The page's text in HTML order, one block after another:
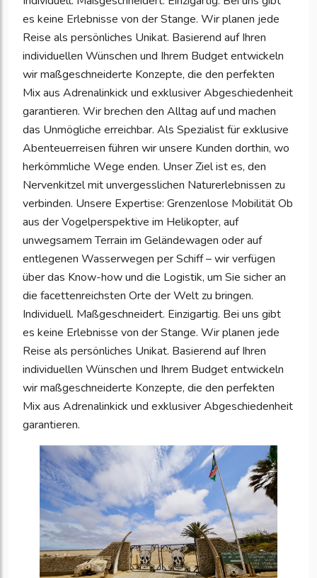
es keine Erlebnisse von der Stange. Wir planen jede
Reise als persönliches Unikat. Basierend auf Ihren
individuellen Wünschen und Ihrem Budget entwickeln
wir maßgeschneiderte Konzepte, die den perfekten
Mix aus Adrenalinkick und exklusiver Abgeschiedenheit
garantieren. Wir brechen den Alltag auf und machen
das Unmögliche erreichbar. Als Spezialist für exklusive
Abenteuerreisen führen wir unsere Kunden dorthin, wo
herkömmliche Wege enden. Unser Ziel ist es, den
Nervenkitzel mit unvergesslichen Naturerlebnissen zu
verbinden. Unsere Expertise: Grenzenlose Mobilität Ob
aus der Vogelperspektive im Helikopter, auf
unwegsamem Terrain im Geländewagen oder auf
entlegenen Wasserwegen per Schiff – wir verfügen
über das Know-how und die Logistik, um Sie sicher an
die facettenreichsten Orte der Welt zu bringen.
Individuell. Maßgeschneidert. Einzigartig. Bei uns gibt
es keine Erlebnisse von der Stange. Wir planen jede
Reise als persönliches Unikat. Basierend auf Ihren
individuellen Wünschen und Ihrem Budget entwickeln
wir maßgeschneiderte Konzepte, die den perfekten
Mix aus Adrenalinkick und exklusiver Abgeschiedenheit
garantieren.